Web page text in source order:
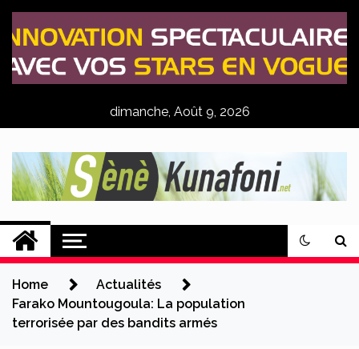
Skip
content
dimanche, Août 9, 2026
Sènè Kunafoni
Actualités Agricoles
Home
Actualités
Farako Mountougoula: La population
terrorisée par des bandits armés